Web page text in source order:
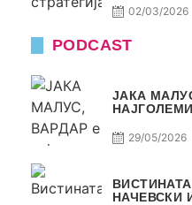
02/03/2026
PODCAST
ЈАКА
29/05/2026
НАЧЕВСКИ